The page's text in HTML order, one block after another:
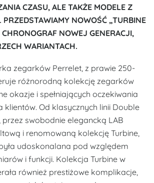
CZASU, ALE TAKŻE MODELE Z
PRZEDSTAWIAMY NOWOŚĆ „TURBINE
NOWEJ GENERACJI,
WARIANTACH.
zegarków Perrelet, z prawie 250-
różnorodną kolekcję zegarków
okazje i spełniających oczekiwania
klientów. Od klasycznych linii Double
przez swobodnie elegancką LAB
i renomowaną kolekcję Turbine,
udoskonalana pod względem
i funkcji. Kolekcja Turbine w
również prestiżowe komplikacje,